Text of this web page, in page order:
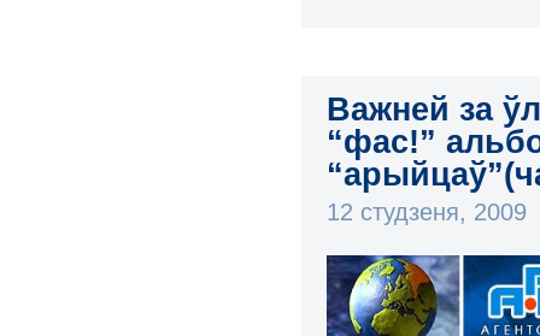
Важней за
“фас!”
12 студзеня, 2009